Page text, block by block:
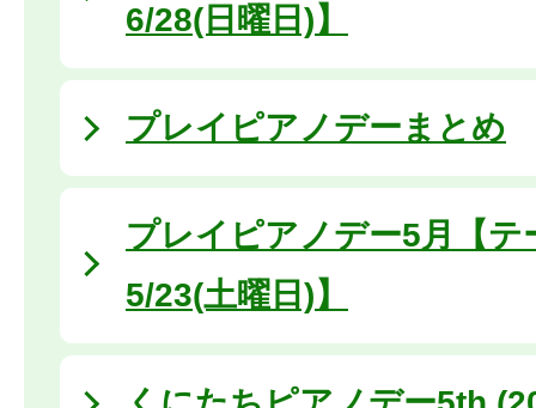
6/28(日曜日)】
プレイピアノデーまとめ
プレイピアノデー5月【テ
5/23(土曜日)】